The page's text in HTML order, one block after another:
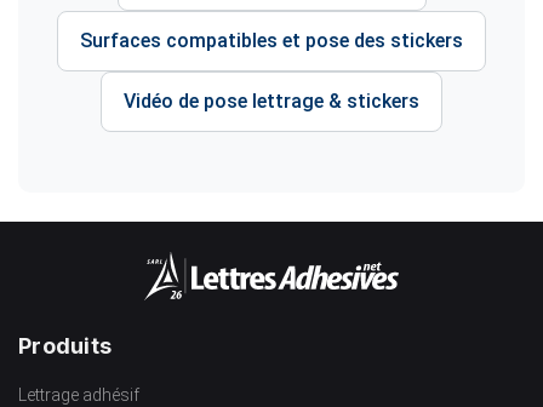
Surfaces compatibles et pose des stickers
Vidéo de pose lettrage & stickers
Produits
Lettrage adhésif